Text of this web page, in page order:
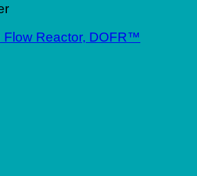
Reactor, DOFR™